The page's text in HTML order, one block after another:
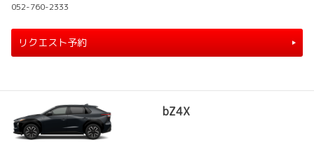
052-760-2333
リクエスト予約
bZ4X